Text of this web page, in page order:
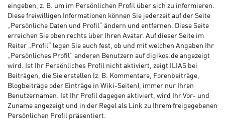
eingeben, z. B. um im Persönlichen Profil über sich zu informieren.
Diese freiwilligen Informationen können Sie jederzeit auf der Seite
„Persönliche Daten und Profil“ ändern und entfernen. Diese Seite
erreichen Sie oben rechts über Ihren Avatar. Auf dieser Seite im
Reiter „Profil“ legen Sie auch fest, ob und mit welchen Angaben Ihr
„Persönliches Profil“ anderen Benutzern auf digikos.de angezeigt
wird. Ist Ihr Persönliches Profil nicht aktiviert, zeigt ILIAS bei
Beiträgen, die Sie erstellen (z. B. Kommentare, Forenbeiträge,
Blogbeiträge oder Einträge in Wiki-Seiten), immer nur Ihren
Benutzernamen. Ist Ihr Profil dagegen aktiviert, wird Ihr Vor- und
Zuname angezeigt und in der Regel als Link zu Ihrem freigegebenen
Persönlichen Profil präsentiert.